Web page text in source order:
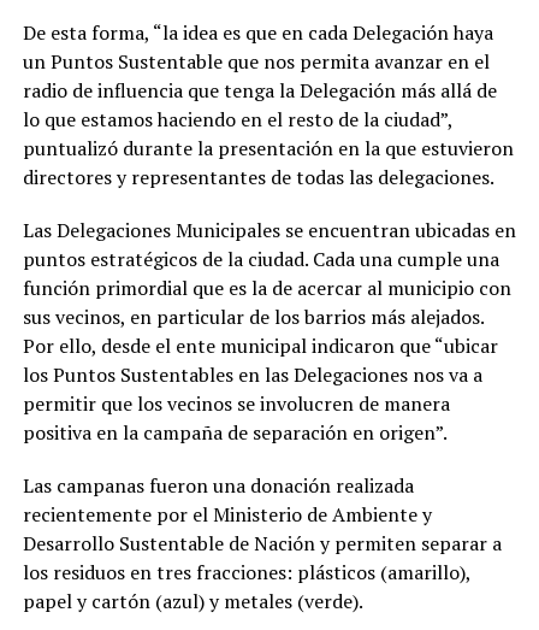
De esta forma, “la idea es que en cada Delegación haya
un Puntos Sustentable que nos permita avanzar en el
radio de influencia que tenga la Delegación más allá de
lo que estamos haciendo en el resto de la ciudad”,
puntualizó durante la presentación en la que estuvieron
directores y representantes de todas las delegaciones.
Las Delegaciones Municipales se encuentran ubicadas en
puntos estratégicos de la ciudad. Cada una cumple una
función primordial que es la de acercar al municipio con
sus vecinos, en particular de los barrios más alejados.
Por ello, desde el ente municipal indicaron que “ubicar
los Puntos Sustentables en las Delegaciones nos va a
permitir que los vecinos se involucren de manera
positiva en la campaña de separación en origen”.
Las campanas fueron una donación realizada
recientemente por el Ministerio de Ambiente y
Desarrollo Sustentable de Nación y permiten separar a
los residuos en tres fracciones: plásticos (amarillo),
papel y cartón (azul) y metales (verde).